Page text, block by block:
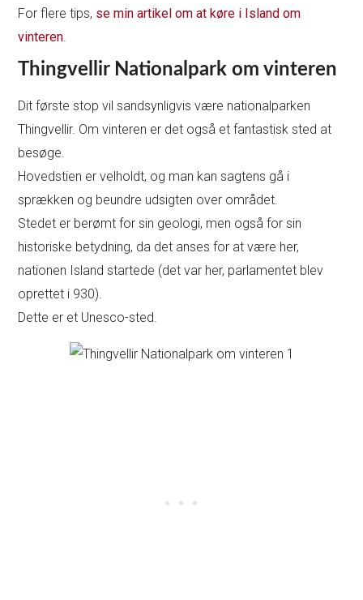
For flere tips, se min artikel om at køre i Island om
vinteren.
Thingvellir Nationalpark om vinteren
Dit første stop vil sandsynligvis være nationalparken
Thingvellir. Om vinteren er det også et fantastisk sted at
besøge.
Hovedstien er velholdt, og man kan sagtens gå i
sprækken og beundre udsigten over området.
Stedet er berømt for sin geologi, men også for sin
historiske betydning, da det anses for at være her,
nationen Island startede (det var her, parlamentet blev
oprettet i 930).
Dette er et Unesco-sted.